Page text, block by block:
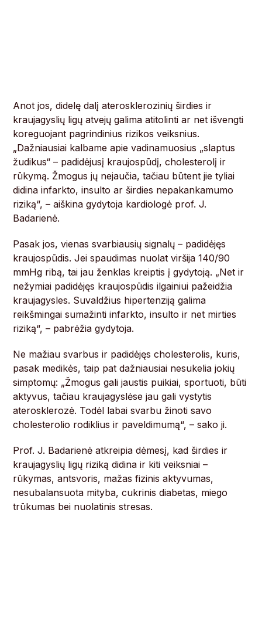
Anot jos, didelę dalį aterosklerozinių širdies ir
kraujagyslių ligų atvejų galima atitolinti ar net išvengti
koreguojant pagrindinius rizikos veiksnius.
„Dažniausiai kalbame apie vadinamuosius „slaptus
žudikus“ – padidėjusį kraujospūdį, cholesterolį ir
rūkymą. Žmogus jų nejaučia, tačiau būtent jie tyliai
didina infarkto, insulto ar širdies nepakankamumo
riziką“, – aiškina gydytoja kardiologė prof. J.
Badarienė.
Pasak jos, vienas svarbiausių signalų – padidėjęs
kraujospūdis. Jei spaudimas nuolat viršija 140/90
mmHg ribą, tai jau ženklas kreiptis į gydytoją. „Net ir
nežymiai padidėjęs kraujospūdis ilgainiui pažeidžia
kraujagysles. Suvaldžius hipertenziją galima
reikšmingai sumažinti infarkto, insulto ir net mirties
riziką“, – pabrėžia gydytoja.
Ne mažiau svarbus ir padidėjęs cholesterolis, kuris,
pasak medikės, taip pat dažniausiai nesukelia jokių
simptomų: „Žmogus gali jaustis puikiai, sportuoti, būti
aktyvus, tačiau kraujagyslėse jau gali vystytis
aterosklerozė. Todėl labai svarbu žinoti savo
cholesterolio rodiklius ir paveldimumą“, – sako ji.
Prof. J. Badarienė atkreipia dėmesį, kad širdies ir
kraujagyslių ligų riziką didina ir kiti veiksniai –
rūkymas, antsvoris, mažas fizinis aktyvumas,
nesubalansuota mityba, cukrinis diabetas, miego
trūkumas bei nuolatinis stresas.